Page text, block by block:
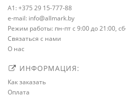
A1: +375 29 15-777-88
e-mail: info@allmark.by
Режим работы: пн-пт с 9:00 до 21:00,
Связаться с нами
О нас
ИНФОРМАЦИЯ:
Как заказать
Оплата